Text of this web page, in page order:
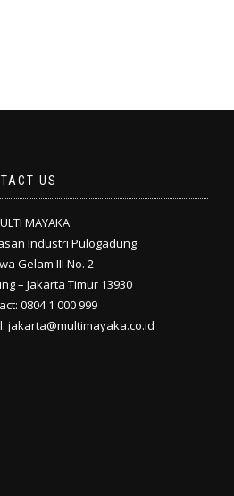
US
MAYAKA
Industri Pulogadung
Gelam III No. 2
– Jakarta Timur 13930
0804 1 000 999
jakarta@multimayaka.co.id